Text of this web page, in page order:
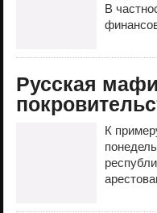
В
Русская
К